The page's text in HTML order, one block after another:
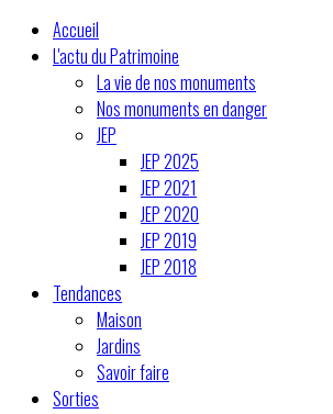
Accueil
L'actu du Patrimoine
La vie de nos monuments
Nos monuments en danger
JEP
JEP 2025
JEP 2021
JEP 2020
JEP 2019
JEP 2018
Tendances
Maison
Jardins
Savoir faire
Sorties